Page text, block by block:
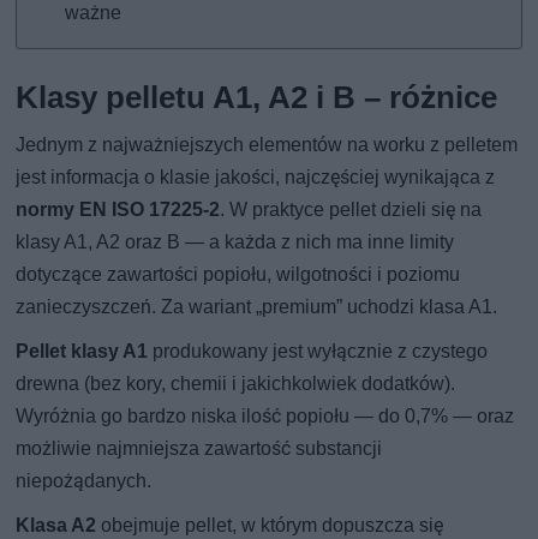
ważne
Klasy pelletu A1, A2 i B – różnice
Jednym z najważniejszych elementów na worku z pelletem
jest informacja o klasie jakości, najczęściej wynikająca z
normy EN ISO 17225-2. W praktyce pellet dzieli się na
klasy A1, A2 oraz B — a każda z nich ma inne limity
dotyczące zawartości popiołu, wilgotności i poziomu
zanieczyszczeń. Za wariant „premium” uchodzi klasa A1.
Pellet klasy A1 produkowany jest wyłącznie z czystego
drewna (bez kory, chemii i jakichkolwiek dodatków).
Wyróżnia go bardzo niska ilość popiołu — do 0,7% — oraz
możliwie najmniejsza zawartość substancji
niepożądanych.
Klasa A2 obejmuje pellet, w którym dopuszcza się